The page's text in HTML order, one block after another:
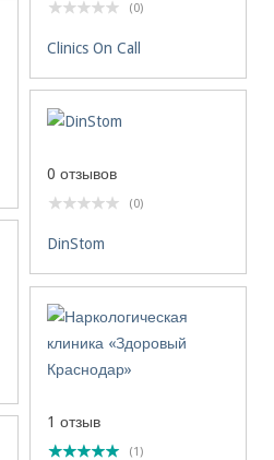
(0)
Clinics On Call
0 отзывов
(0)
DinStom
1 отзыв
(1)